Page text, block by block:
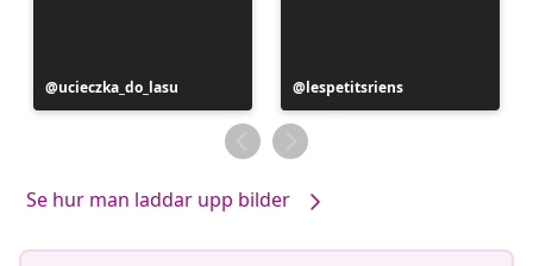
Inlägg
publicerat
ucieczka_do_lasu
Inlägg
publicerat
av
lespetitsriens
Se hur man laddar upp bilder